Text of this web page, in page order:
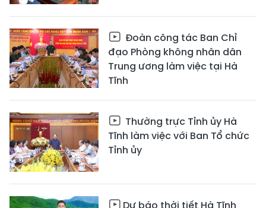
Đoàn công tác Ban Chỉ
đạo Phòng không nhân dân
Trung ương làm việc tại Hà
Tĩnh
Thường trực Tỉnh ủy Hà
Tĩnh làm việc với Ban Tổ chức
Tỉnh ủy